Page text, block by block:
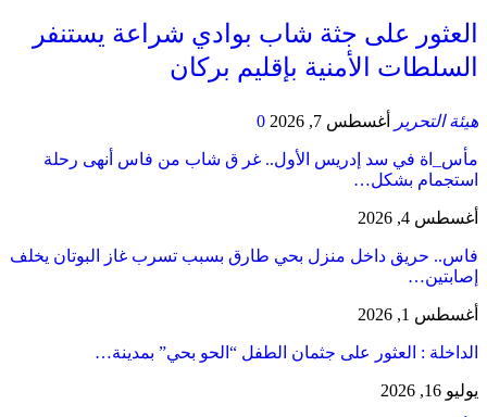
العثور على جثة شاب بوادي شراعة يستنفر
السلطات الأمنية بإقليم بركان
هيئة التحرير أغسطس 7, 2026 0
مأس_اة في سد إدريس الأول.. غر ق شاب من فاس أنهى رحلة
استجمام بشكل…
أغسطس 4, 2026
فاس.. حريق داخل منزل بحي طارق بسبب تسرب غاز البوتان يخلف
إصابتين…
أغسطس 1, 2026
​الداخلة : العثور على جثمان الطفل “الحو بحي” بمدينة…
يوليو 16, 2026